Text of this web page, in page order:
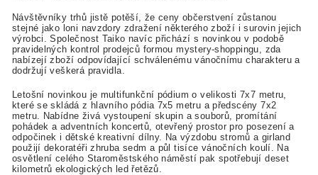
Návštěvníky trhů jistě potěší, že ceny občerstvení zůstanou
stejné jako loni navzdory zdražení některého zboží i surovin jejich
výrobci. Společnost Taiko navíc přichází s novinkou v podobě
pravidelných kontrol prodejců formou mystery-shoppingu, zda
nabízejí zboží odpovídající schválenému vánočnímu charakteru a
dodržují veškerá pravidla.
Letošní novinkou je multifunkční pódium o velikosti 7x7 metru,
které se skládá z hlavního pódia 7x5 metru a předscény 7x2
metru. Nabídne živá vystoupení skupin a souborů, promítání
pohádek a adventních koncertů, otevřený prostor pro posezení a
odpočinek i dětské kreativní dílny. Na výzdobu stromů a girland
použijí dekoratéři zhruba sedm a půl tisíce vánočních koulí. Na
osvětlení celého Staroměstského náměstí pak spotřebují deset
kilometrů ekologických led řetězů.